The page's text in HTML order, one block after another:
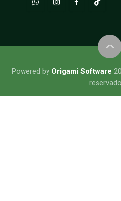
​​​​​​​​Powered by Origami Software